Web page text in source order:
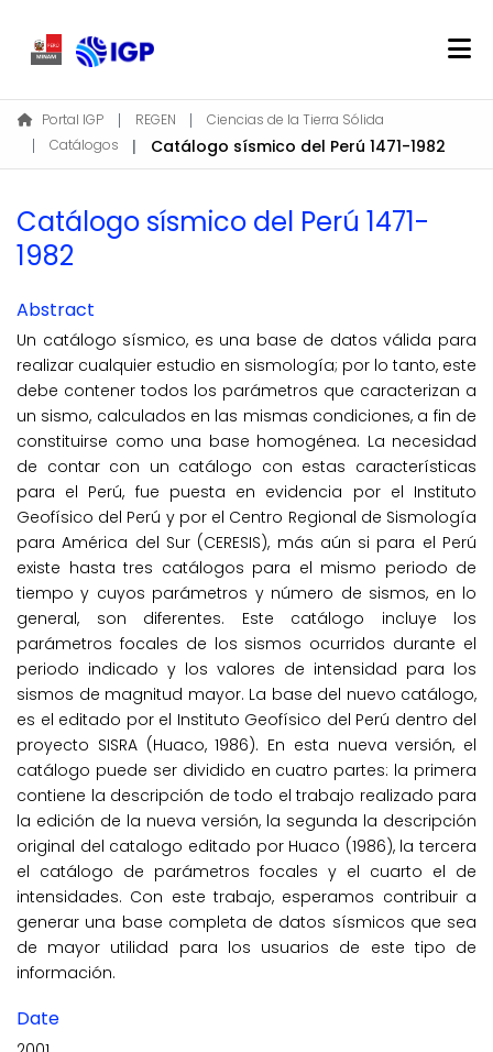
Home
About REGEN
Find
Statistics
EN
Portal IGP REGEN
Ciencias de la Tierra Sólida
Catálogos
Catálogo sísmico del Perú 1471-1982
Catálogo sísmico del Perú 1471-
1982
Abstract
Un catálogo sísmico, es una base de datos válida para
realizar cualquier estudio en sismología; por lo tanto, este
debe contener todos los parámetros que caracterizan a
un sismo, calculados en las mismas condiciones, a fin de
constituirse como una base homogénea. La necesidad
de contar con un catálogo con estas características
para el Perú, fue puesta en evidencia por el Instituto
Geofísico del Perú y por el Centro Regional de Sismología
para América del Sur (CERESIS), más aún si para el Perú
existe hasta tres catálogos para el mismo periodo de
tiempo y cuyos parámetros y número de sismos, en lo
general, son diferentes. Este catálogo incluye los
parámetros focales de los sismos ocurridos durante el
periodo indicado y los valores de intensidad para los
sismos de magnitud mayor. La base del nuevo catálogo,
es el editado por el Instituto Geofísico del Perú dentro del
proyecto SISRA (Huaco, 1986). En esta nueva versión, el
catálogo puede ser dividido en cuatro partes: la primera
contiene la descripción de todo el trabajo realizado para
la edición de la nueva versión, la segunda la descripción
original del catalogo editado por Huaco (1986), la tercera
el catálogo de parámetros focales y el cuarto el de
intensidades. Con este trabajo, esperamos contribuir a
generar una base completa de datos sísmicos que sea
de mayor utilidad para los usuarios de este tipo de
información.
Date